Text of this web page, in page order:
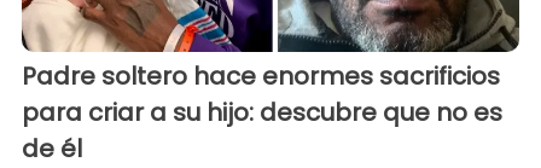
Padre soltero hace enormes sacrificios
para criar a su hijo: descubre que no es
de él